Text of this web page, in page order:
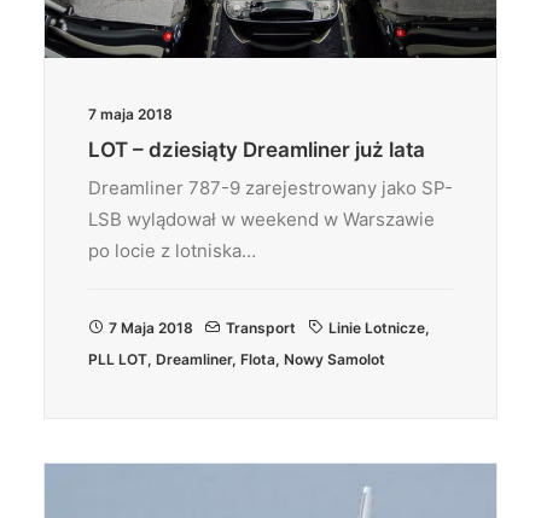
7 maja 2018
LOT – dziesiąty Dreamliner już lata
Dreamliner 787-9 zarejestrowany jako SP-
LSB wylądował w weekend w Warszawie
po locie z lotniska…
7 Maja 2018 Transport Linie Lotnicze,
PLL LOT, Dreamliner, Flota, Nowy Samolot